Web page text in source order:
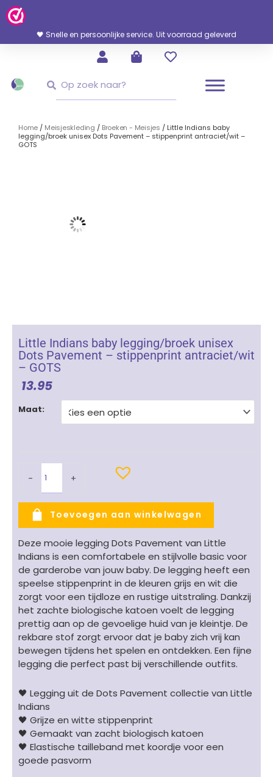
Ga
Naar
Inhoud
🖤 Snelle en persoonlijke service. Uit voorraad geleverd
Home / Meisjeskleding / Broeken - Meisjes / Little Indians baby
legging/broek unisex Dots Pavement – stippenprint antraciet/wit –
GOTS
Little Indians baby legging/broek unisex
Dots Pavement – stippenprint antraciet/wit
– GOTS
13.95
Maat:
-
Little
-
stippenprint
antraciet/wit
-
GOTS
aantal
+
Toevoegen aan winkelwagen
Deze mooie legging Dots Pavement van Little
Indians is een comfortabele en stijlvolle basic voor
de garderobe van jouw baby. De legging heeft een
speelse stippenprint in de kleuren grijs en wit die
zorgt voor een tijdloze en rustige uitstraling. Dankzij
het zachte biologische katoen voelt de legging
prettig aan op de gevoelige huid van je kleintje. De
rekbare stof zorgt ervoor dat je baby zich vrij kan
bewegen tijdens het spelen en ontdekken. Een fijne
legging die perfect past bij verschillende outfits.
🖤 Legging uit de Dots Pavement collectie van Little
Indians
🖤 Grijze en witte stippenprint
🖤 Gemaakt van zacht biologisch katoen
🖤 Elastische tailleband met koordje voor een
goede pasvorm